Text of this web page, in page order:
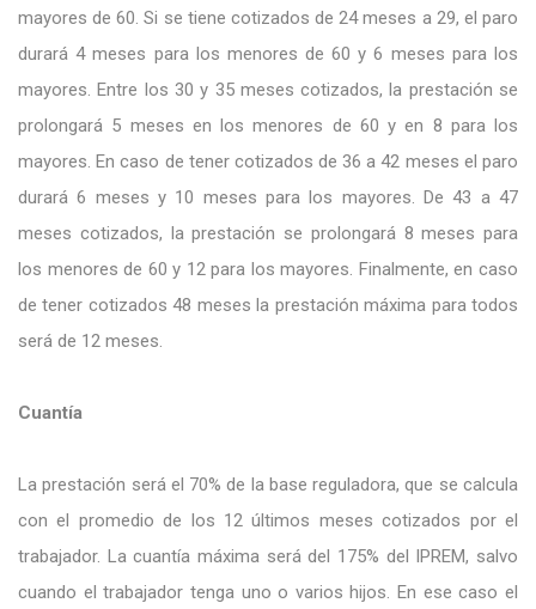
mayores de 60. Si se tiene cotizados de 24 meses a 29, el paro
durará 4 meses para los menores de 60 y 6 meses para los
mayores. Entre los 30 y 35 meses cotizados, la prestación se
prolongará 5 meses en los menores de 60 y en 8 para los
mayores. En caso de tener cotizados de 36 a 42 meses el paro
durará 6 meses y 10 meses para los mayores. De 43 a 47
meses cotizados, la prestación se prolongará 8 meses para
los menores de 60 y 12 para los mayores. Finalmente, en caso
de tener cotizados 48 meses la prestación máxima para todos
será de 12 meses.
Cuantía
La prestación será el 70% de la base reguladora, que se calcula
con el promedio de los 12 últimos meses cotizados por el
trabajador. La cuantía máxima será del 175% del IPREM, salvo
cuando el trabajador tenga uno o varios hijos. En ese caso el